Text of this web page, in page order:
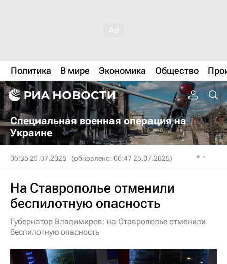
Политика В мире Экономика Общество
Специальная военная операция на
Украине
06:35 25.07.2025 (обновлено: 06:47 25.07.2025)
На Ставрополье отменили
беспилотную опасность
Губернатор Владимиров: на Ставрополье отменили
беспилотную опасность